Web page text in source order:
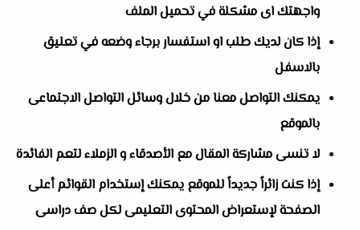
واجهتك اى مشكلة في تحميل الملف
إذا كان لديك طلب او استفسار برجاء وضعه في تعليق
بالاسفل
يمكنك التواصل معنا من خلال وسائل التواصل الاجتماعى
بالموقع
لا تنسى مشاركة المقال مع الأصدقاء و الزملاء لتعم الفائدة
إذا كنت زائراً جديداً للموقع يمكنك إستخدام القوائم أعلى
الصفحة لإستعراض المحتوى التعليمى لكل صف دراسى